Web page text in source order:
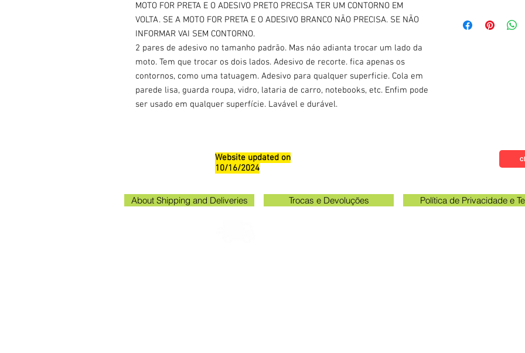
MOTO FOR PRETA E O ADESIVO PRETO PRECISA TER UM CONTORNO EM
VOLTA. SE A MOTO FOR PRETA E O ADESIVO BRANCO NÃO PRECISA. SE NÃO
INFORMAR VAI SEM CONTORNO.
2 pares de adesivo no tamanho padrão. Mas náo adianta trocar um lado da
moto. Tem que trocar os dois lados. Adesivo de recorte. fica apenas os
contornos, como uma tatuagem. Adesivo para qualquer superficie. Cola em
parede lisa, guarda roupa, vidro, lataria de carro, notebooks, etc. Enfim pode
ser usado em qualquer superfície. Lavável e durável.
perfeitas
Website updated on
10/16/2024
About Shipping and Deliveries Trocas e Devoluções Política de Privacidade e